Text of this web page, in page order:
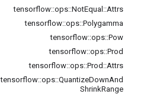
tensorflow::ops::NotEqual ::Attrs
tensorflow::ops::Polygamma
tensorflow::ops::Pow
tensorflow::ops::Prod
tensorflow::ops::Prod ::Attrs
tensorflow::ops::QuantizeDownAnd
ShrinkRange